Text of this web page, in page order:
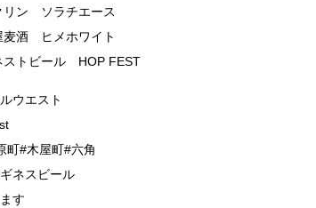
リン ソラチエース
麦酒 ヒメホワイト
ストビール HOP FEST
ウエスト
町#木屋町#六角
ネスビール
す